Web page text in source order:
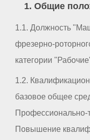
1. Общие
1.1. Должность
фрезерно-
категории
1.2.
базовое общее
Профессионально-
Повышение